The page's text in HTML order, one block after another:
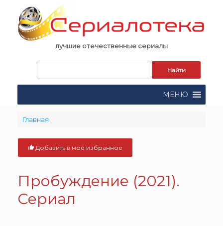
content
лучшие отечественные сериалы
поиска:
МЕНЮ
Главная
Добавить в моё избранное
Пробуждение (2021).
Сериал